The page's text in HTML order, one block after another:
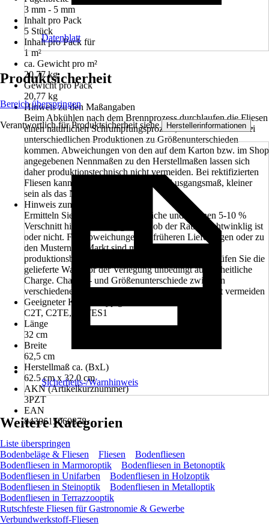
3 mm - 5 mm
Inhalt pro Pack
5 Stück
Inhalt pro Pack für
1 m²
ca. Gewicht pro m²
20,77 kg
Gewicht pro Pack
20,77 kg
Hinweis zu den Maßangaben
Beim Abkühlen nach dem Brennprozess durchlaufen die Fliesen
einen natürlichen Schrumpfungsprozess, dadurch kann es bei
unterschiedlichen Produktionen zu Größenunterschieden
kommen. Abweichungen von den auf dem Karton bzw. im Shop
angegebenen Nennmaßen zu den Herstellmaßen lassen sich
daher produktionstechnisch nicht vermeiden. Bei rektifizierten
Fliesen kann das Maß, abhängig vom Ausgangsmaß, kleiner
sein als das Nennmaß.
Hinweis zum Flieseneinkauf
Ermitteln Sie die zu belegende Fläche und rechnen 5-10 %
Verschnitt hinzu, abhängig davon ob der Raum rechtwinklig ist
oder nicht. Farbabweichungen zu früheren Lieferungen oder zu
den Mustern im Markt sind möglich und lassen sich
produktionsbedingt nicht immer vermeiden. Bitte prüfen Sie die
gelieferte Ware vor der Verlegung unbedingt auf einheitliche
Charge. Chargen- und Größenunterschiede zwischen
verschiedenen Formaten einer Serie lassen sich nicht vermeiden
Geeigneter Klebstofftyp gemäß EN 12004+A1
C2T, C2TE, C2TES1
Länge
32 cm
Breite
62,5 cm
Herstellmaß ca. (BxL)
62.5 cm x 32.0 cm
AKN (Artikelkurznummer)
3PZT
EAN
8430615060878
Datenblatt
Produktsicherheit
Bereich überspringen
Verantwortlich für Produktsicherheit siehe Herstellerinformationen .
Sicherheits-/Warnhinweis
Weitere Kategorien
Liste überspringen
Bodenbeläge & Fliesen
Fliesen
Bodenfliesen
Bodenfliesen in Marmoroptik
Bodenfliesen in Betonoptik
Bodenfliesen in Unifarben
Bodenfliesen in Holzoptik
Bodenfliesen in Steinoptik
Bodenfliesen in Metalloptik
Bodenfliesen in Terrazzooptik
Rutschfeste Fliesen für Gastronomie & Gewerbe
Verbundwerkstoff-Fliesen